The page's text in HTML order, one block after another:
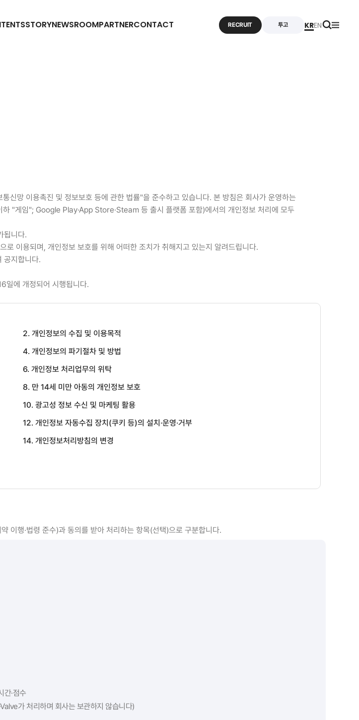
STORYNEWSROOMPARTNERCONTACT RECRUIT 투고 KREN
망 이용촉진 및 정보보호 등에 관한 법률"을 준수하고 있습니다. 본 방침은 회사가 운영하는
"게임"; Google Play·App Store·Steam 등 출시 플랫폼 포함)에서의 개인정보 처리에 모두
됩니다.
이용되며, 개인정보 보호를 위해 어떠한 조치가 취해지고 있는지 알려드립니다.
공지합니다.
에 개정되어 시행됩니다.
2. 개인정보의 수집 및 이용목적
4. 개인정보의 파기절차 및 방법
6. 개인정보 처리업무의 위탁
8. 만 14세 미만 아동의 개인정보 보호
10. 광고성 정보 수신 및 마케팅 활용
12. 개인정보 자동수집 장치(쿠키 등)의 설치·운영·거부
14. 개인정보처리방침의 변경
이행·법령 준수)과 동의를 받아 처리하는 항목(선택)으로 구분합니다.
간·점수
가 처리하며 회사는 보관하지 않습니다)